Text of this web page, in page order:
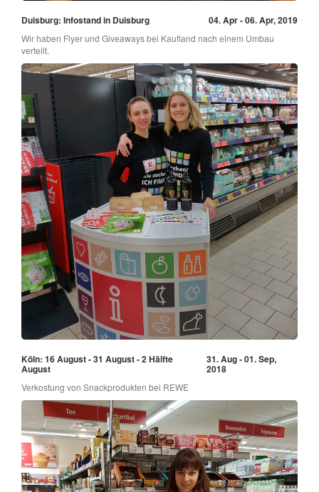
Duisburg: Infostand in Duisburg 04. Apr - 06. Apr, 2019
Wir haben Flyer und Giveaways bei Kaufland nach einem Umbau
verteilt.
Köln: 16 August - 31 August - 2 Hälfte
August
31. Aug - 01. Sep,
2018
Verkostung von Snackprodukten bei REWE